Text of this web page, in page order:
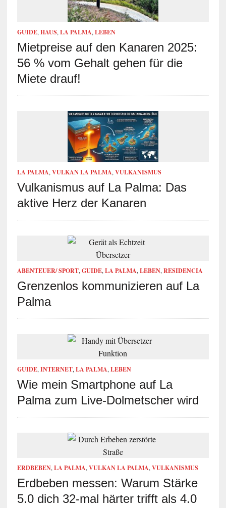
GUIDE, HAUS, LA PALMA, LEBEN
Mietpreise auf den Kanaren 2025:
56 % vom Gehalt gehen für die
Miete drauf!
LA PALMA, VULKAN LA PALMA, VULKANISMUS
Vulkanismus auf La Palma: Das
aktive Herz der Kanaren
ABENTEUER/ SPORT, GUIDE, LA PALMA, LEBEN, RESIDENCIA
Grenzenlos kommunizieren auf La
Palma
GUIDE, INTERNET, LA PALMA, LEBEN
Wie mein Smartphone auf La
Palma zum Live-Dolmetscher wird
ERDBEBEN, LA PALMA, VULKAN LA PALMA, VULKANISMUS
Erdbeben messen: Warum Stärke
5.0 dich 32-mal härter trifft als 4.0